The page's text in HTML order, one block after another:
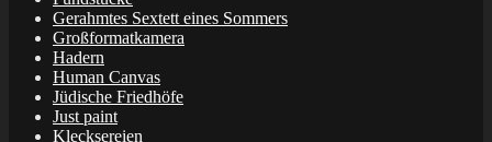
Gerahmtes Sextett eines Sommers
Großformatkamera
Hadern
Human Canvas
Jüdische Friedhöfe
Just paint
Klecksereien